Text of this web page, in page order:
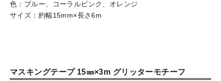
色：ブルー、コーラルピンク、オレンジ
サイズ：約幅15mm×長さ6m
マスキングテープ 15㎜×3m グリッターモチーフ